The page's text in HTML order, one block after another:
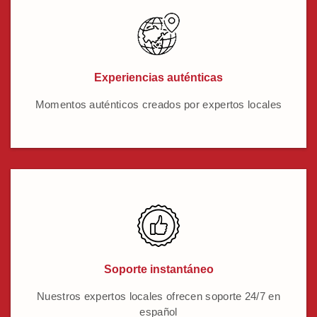
Experiencias auténticas
Momentos auténticos creados por expertos locales
Soporte instantáneo
Nuestros expertos locales ofrecen soporte 24/7 en
español